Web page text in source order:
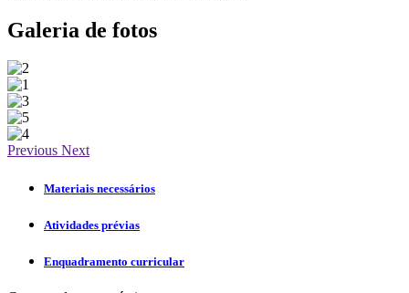
Galeria de fotos
Previous Next
Materiais necessários
Atividades prévias
Enquadramento curricular